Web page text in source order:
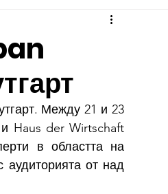
Между 21 и 23
Haus der Wirtschaft
в областта на
аудиторията от над